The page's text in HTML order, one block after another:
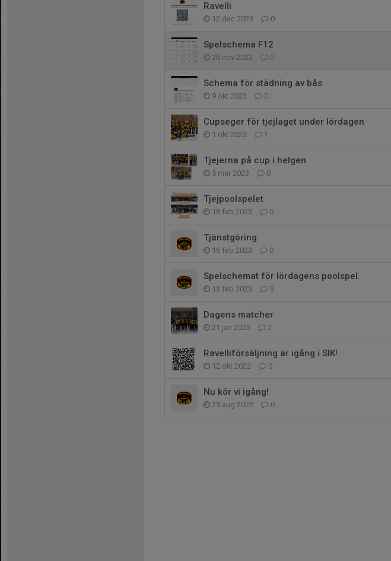
Ravelli
12 dec 2023 0
Spelschema F12
26 nov 2023 0
Schema för städning av bås
9 okt 2023 0
Cupseger för tjejlaget under lördagen
1 okt 2023 1
Tjejerna på cup i helgen
5 mar 2023 0
Tjejpoolspelet
18 feb 2023 0
Tjänstgöring
16 feb 2023 0
Spelschemat för lördagens poolspel.
13 feb 2023 5
Dagens matcher
21 jan 2023 2
Ravelliförsäljning är igång i SIK!
12 okt 2022 0
Nu kör vi igång!
29 aug 2022 0